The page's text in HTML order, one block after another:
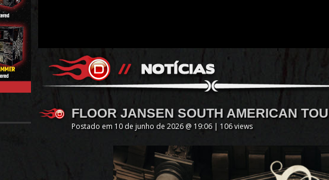
FLOOR JANSEN SOUTH AMERICAN
Postado em 10 de junho de 2026 @ 19:06 | 106 views